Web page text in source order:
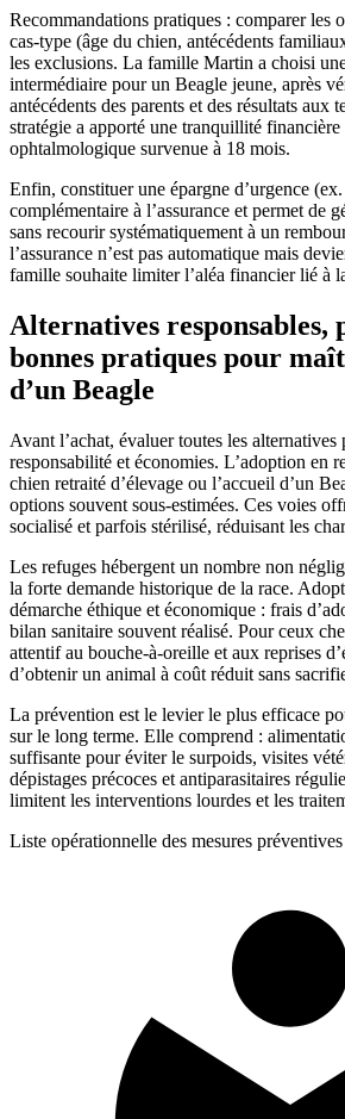
Recommandations pratiques : comparer les
cas‑type (âge du chien, antécédents
les exclusions. La famille Martin a choisi
intermédiaire pour un Beagle jeune, après
antécédents des parents et des résultats aux
stratégie a apporté une tranquillité
ophtalmologique survenue à 18 mois.
Enfin, constituer une épargne d’urgence (ex.
complémentaire à l’assurance et permet de
sans recourir systématiquement à un
l’assurance n’est pas automatique mais
famille souhaite limiter l’aléa financier lié à
Alternatives responsables,
bonnes pratiques pour
d’un Beagle
Avant l’achat, évaluer toutes les alternatives
responsabilité et économies. L’adoption en
chien retraité d’élevage ou l’accueil d’un
options souvent sous‑estimées. Ces voies
socialisé et parfois stérilisé, réduisant les
Les refuges hébergent un nombre non
la forte demande historique de la race.
démarche éthique et économique : frais
bilan sanitaire souvent réalisé. Pour ceux
attentif au bouche‑à‑oreille et aux reprises
d’obtenir un animal à coût réduit sans
La prévention est le levier le plus efficace
sur le long terme. Elle comprend :
suffisante pour éviter le surpoids, visites
dépistages précoces et antiparasitaires
limitent les interventions lourdes et les
Liste opérationnelle des mesures préventives